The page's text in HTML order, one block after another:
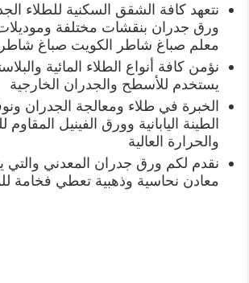
نتعهد كافة الشقق السكنية للطلاء
ورق جدران بنقشات مختلفة
معلم صباغ شاطر الكويت صباغ شاطر
نؤمن كافة أنواع الطلاء المائية
يستخدم للأسطح والجدران الخارجية
الخبرة في طلاء ومعالجة الجدران
الطينة اليابانية وورق الفينيل المقاوم
والحرارة العالية
نقدم لكم ورق جدران المعدني والتي
معادن نحاسية وذهبية تعطي فخامة